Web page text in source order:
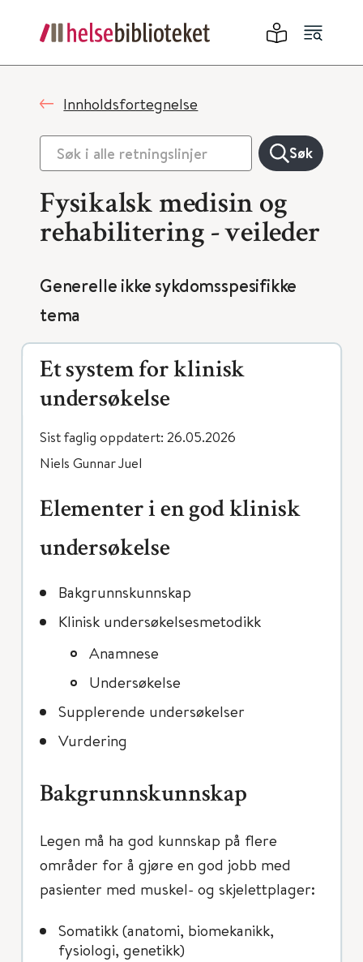
Innholdsfortegnelse
Søk
Fysikalsk medisin og
rehabilitering - veileder
Generelle ikke sykdomsspesifikke
tema
Et system for klinisk
undersøkelse
Sist faglig oppdatert: 26.05.2026
Niels Gunnar Juel
Elementer i en god klinisk
undersøkelse
Bakgrunnskunnskap
Klinisk undersøkelsesmetodikk
Anamnese
Undersøkelse
Supplerende undersøkelser
Vurdering
Bakgrunnskunnskap
Legen må ha god kunnskap på flere
områder for å gjøre en god jobb med
pasienter med muskel- og skjelettplager:
Somatikk (anatomi, biomekanikk,
fysiologi, genetikk)